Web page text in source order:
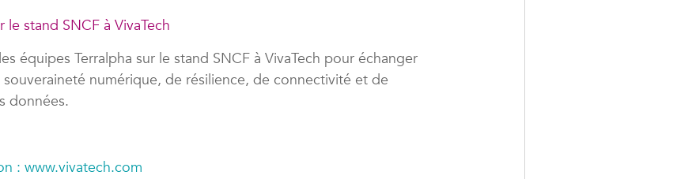
stand SNCF à VivaTech
équipes Terralpha sur le stand SNCF à VivaTech pour échanger
numérique, de résilience, de connectivité et de
données.
: www.vivatech.com